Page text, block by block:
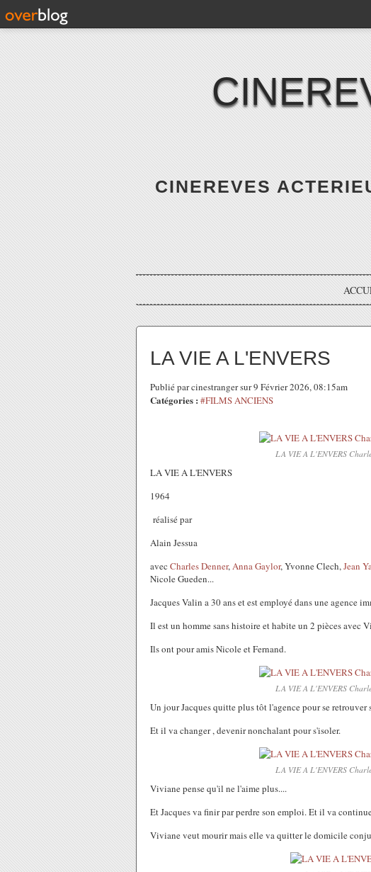
CINEREVES
LA VIE A L'ENVERS
Publié par cinestranger sur 9 Février 2026, 08:15am
Catégories : #FILMS ANCIENS
LA VIE A L'ENVERS
LA VIE A L'ENVERS
1964
réalisé par
Alain Jessua
avec Charles Denner,Anna Gaylor, Yvonne Clech,Jean
Nicole Gueden...
Jacques Valin a 30 ans et est employé dans une agence
Il est un homme sans histoire et habite un 2 pièces avec
Ils ont pour amis Nicole et Fernand.
LA VIE A L'ENVERS
Un jour Jacques quitte plus tôt l'agence pour se
Et il va changer , devenir nonchalant pour s'isoler.
LA VIE A L'ENVERS
Viviane pense qu'il ne l'aime plus....
Et Jacques va finir par perdre son emploi. Et il va
Viviane veut mourir mais elle va quitter le domicile